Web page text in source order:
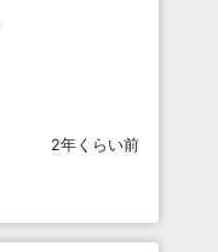
2年くらい前